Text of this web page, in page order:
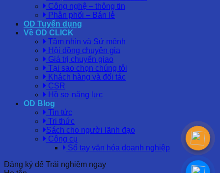
Công nghệ – thông tin
Phân phối – Bán lẻ
OD Tuyển dụng
Về OD CLICK
Tầm nhìn và Sứ mệnh
Hội đồng chuyên gia
Giá trị chuyển giao
Tại sao chọn chúng tôi
Khách hàng và đối tác
CSR
Hồ sơ năng lực
OD Blog
Tin tức
Tri thức
Sách cho người lãnh đạo
Công cụ
Sổ tay văn hóa doanh nghiệp
Đăng ký để Trải nghiệm ngay